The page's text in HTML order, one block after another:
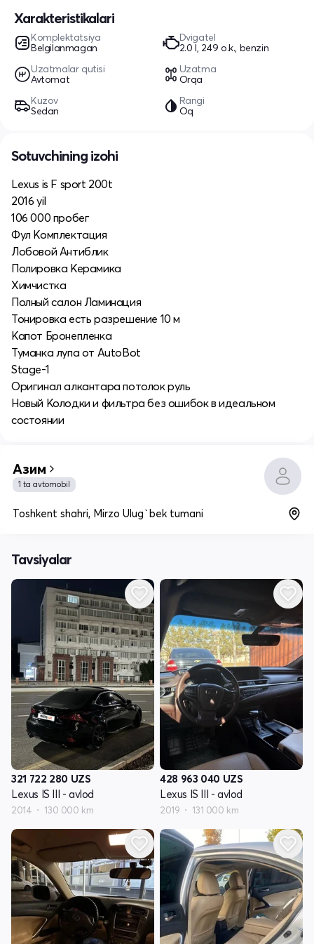
Xarakteristikalari
Komplektatsiya
Belgilanmagan
Dvigatel
2.0 l, 249 o.k., benzin
Uzatmalar qutisi
Avtomat
Uzatma
Orqa
Kuzov
Sedan
Rangi
Oq
Sotuvchining izohi
Lexus is F sport 200t
2016 yil
106 000 пробег
Фул Комплектация
Лобовой Антиблик
Полировка Керамика
Химчистка
Полный салон Ламинация
Тонировка есть разрешение 10 м
Капот Бронепленка
Туманка лупа от AutoBot
Stage-1
Оригинал алкантара потолок руль
Новый Колодки и фильтра без ошибок в идеальном
состоянии
Азим
1 ta avtomobil
Toshkent shahri, Mirzo Ulug`bek tumani
Tavsiyalar
321 722 280 UZS
Lexus IS III - avlod
2014 130 000 km
428 963 040 UZS
Lexus IS III - avlod
2019 131 000 km